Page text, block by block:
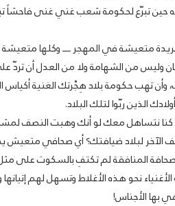
حين تبرّع لحكومة شعب غني غنى فاحشاً
متعيشة في المهجر ــــ وكلها
وليس من الشهامة ولا من العدل أن تردّ
وأن تهب حكومة بلاد هِجْرتك الغنية
الذين ربّوا لتلك البلاد.
نتساهل معك لو أنك وهبت النصف لمشاريع
الآخر لبلاد ضيافتك؟ أي صحافي متعيش
المنافقة لم تكتفِ بالسكوت على
نحو هذه الأغلاط وتسهل لهم
بها الأجناس!